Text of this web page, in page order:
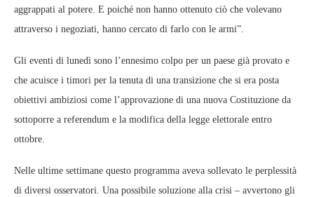
aggrappati al potere. E poiché non hanno ottenuto ciò che volevano
attraverso i negoziati, hanno cercato di farlo con le armi”.
Gli eventi di lunedì sono l’ennesimo colpo per un paese già provato e
che acuisce i timori per la tenuta di una transizione che si era posta
obiettivi ambiziosi come l’approvazione di una nuova Costituzione da
sottoporre a referendum e la modifica della legge elettorale entro
ottobre.
Nelle ultime settimane questo programma aveva sollevato le perplessità
di diversi osservatori. Una possibile soluzione alla crisi – avvertono gli